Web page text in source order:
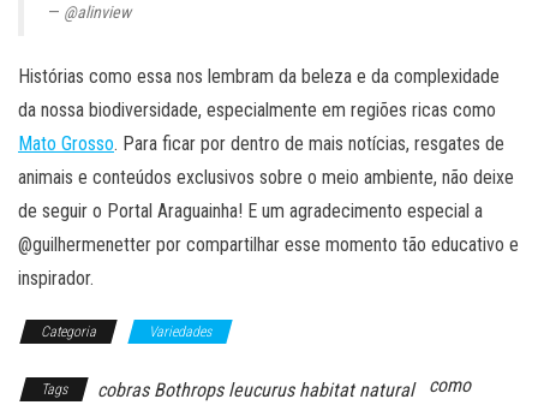
@alinview
Histórias como essa nos lembram da beleza e da complexidade
da nossa biodiversidade, especialmente em regiões ricas como
Mato Grosso. Para ficar por dentro de mais notícias, resgates de
animais e conteúdos exclusivos sobre o meio ambiente, não deixe
de seguir o Portal Araguainha! E um agradecimento especial a
@guilhermenetter por compartilhar esse momento tão educativo e
inspirador.
Categoria Variedades
Tags cobras Bothrops leucurus habitat natural
como